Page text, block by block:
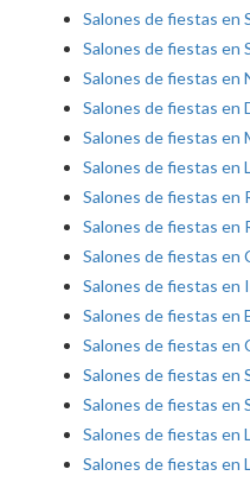
Salones de fiestas en
Salones de fiestas en
Salones de fiestas en
Salones de fiestas en
Salones de fiestas en
Salones de fiestas en
Salones de fiestas en
Salones de fiestas en
Salones de fiestas en
Salones de fiestas en
Salones de fiestas en
Salones de fiestas en
Salones de fiestas en
Salones de fiestas en
Salones de fiestas en
Salones de fiestas en